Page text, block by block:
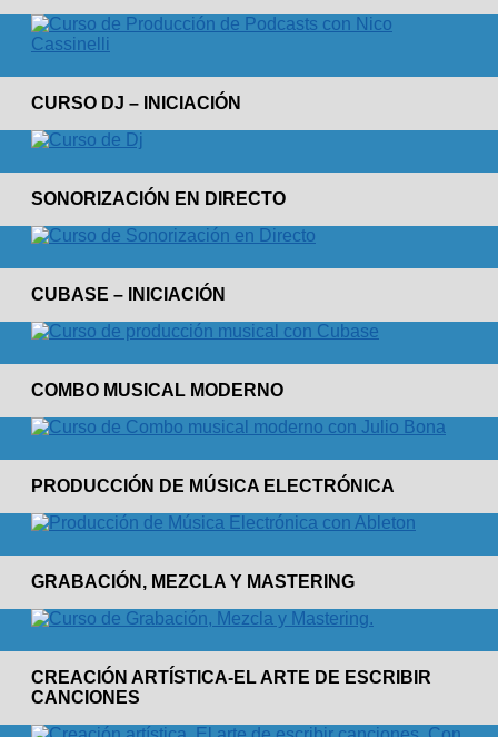
CURSO DJ – INICIACIÓN
SONORIZACIÓN EN DIRECTO
CUBASE – INICIACIÓN
COMBO MUSICAL MODERNO
PRODUCCIÓN DE MÚSICA ELECTRÓNICA
GRABACIÓN, MEZCLA Y MASTERING
CREACIÓN ARTÍSTICA-EL ARTE DE ESCRIBIR
CANCIONES